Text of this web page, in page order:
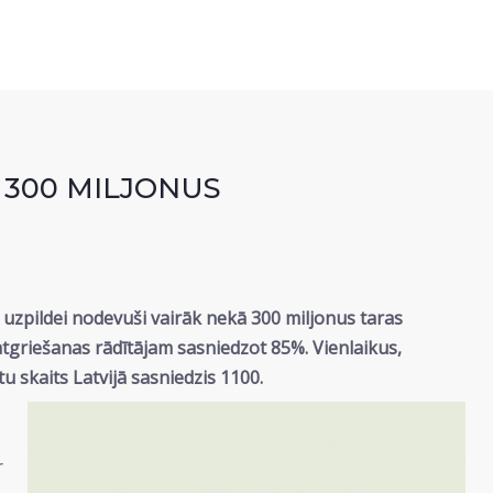
MILJONUS
nodevuši vairāk nekā 300 miljonus taras
rādītājam sasniedzot 85%. Vienlaikus,
Latvijā sasniedzis 1100.